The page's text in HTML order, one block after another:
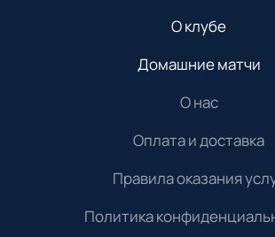
О клубе
Домашние матчи
О нас
Оплата и доставка
Правила оказания
Политика